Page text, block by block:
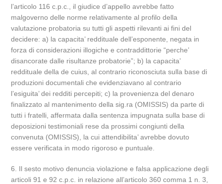
l’articolo 116 c.p.c., il giudice d’appello avrebbe fatto
malgoverno delle norme relativamente al profilo della
valutazione probatoria su tutti gli aspetti rilevanti ai fini del
decidere: a) la capacita’ reddituale dell’esponente, negata in
forza di considerazioni illogiche e contraddittorie “perche’
disancorate dalle risultanze probatorie”; b) la capacita’
reddituale della de cuius, al contrario riconosciuta sulla base di
produzioni documentali che evidenziavano al contrario
l’esiguita’ dei redditi percepiti; c) la provenienza del denaro
finalizzato al mantenimento della sig.ra (OMISSIS) da parte di
tutti i fratelli, affermata dalla sentenza impugnata sulla base di
deposizioni testimoniali rese da prossimi congiunti della
convenuta (OMISSIS), la cui attendibilita’ avrebbe dovuto
essere verificata in modo rigoroso e puntuale.
6. Il sesto motivo denuncia violazione e falsa applicazione degli
articoli 91 e 92 c.p.c. in relazione all’articolo 360 comma 1 n. 3,